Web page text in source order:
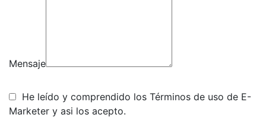
Mensaje
He leído y comprendido los Términos de uso de E-
Marketer y asi los acepto.